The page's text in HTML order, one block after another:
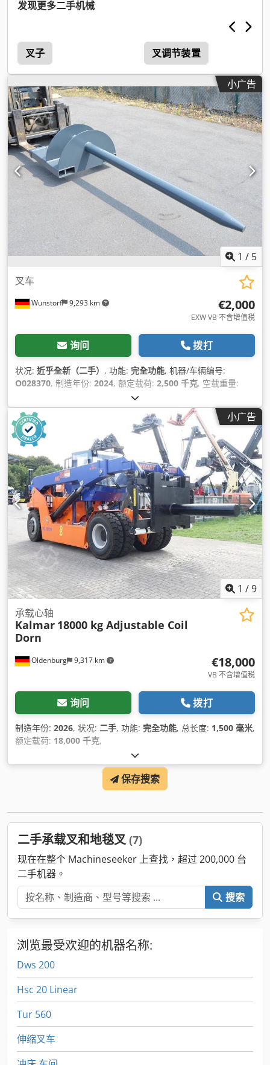
发现更多二手机械
叉子 叉调节装置
小广告
1 / 5
Wunstorf 9,293 km
叉车
€2,000
EXW VB 不含增值税
询问 拨打
状况: 近乎全新（二手） , 功能: 完全功能, 机器/车辆编号:
O028370, 制造年份: 2024, 额定载荷: 2,500 千克, 空载重量:
小广告
1 /9
Oldenburg 9,317 km
承载心轴
Kalmar 18000 kg Adjustable Coil
Dorn
€18,000
VB 不含增值税
询问 拨打
制造年份: 2026, 状况: 二手, 功能: 完全功能, 总长度: 1,500 毫米,
额定载荷: 18,000 千克,
保存搜索
二手承载叉和地毯叉(7)
现在在整个 Machineseeker 上查找，超过 200,000 台
二手机器。
搜索
浏览最受欢迎的机器名称:
Dws 200
Hsc 20 Linear
Tur 560
伸缩叉车